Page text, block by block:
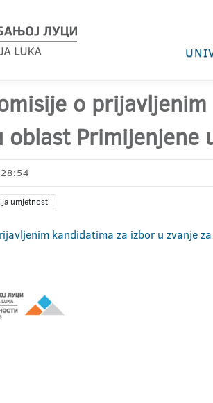
o
oblast Primijenjene
umjetnosti
kandidatima za izbor u zvanje